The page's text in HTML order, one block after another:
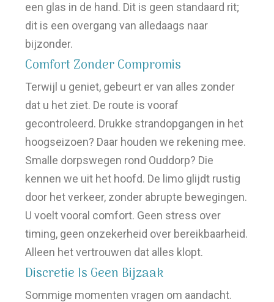
een glas in de hand. Dit is geen standaard rit;
dit is een overgang van alledaags naar
bijzonder.
Comfort Zonder Compromis
Terwijl u geniet, gebeurt er van alles zonder
dat u het ziet. De route is vooraf
gecontroleerd. Drukke strandopgangen in het
hoogseizoen? Daar houden we rekening mee.
Smalle dorpswegen rond Ouddorp? Die
kennen we uit het hoofd. De limo glijdt rustig
door het verkeer, zonder abrupte bewegingen.
U voelt vooral comfort. Geen stress over
timing, geen onzekerheid over bereikbaarheid.
Alleen het vertrouwen dat alles klopt.
Discretie Is Geen Bijzaak
Sommige momenten vragen om aandacht.